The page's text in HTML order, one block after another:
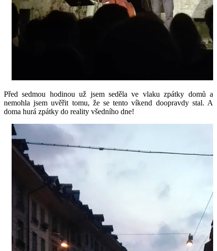
Před sedmou hodinou už jsem seděla ve vlaku zpátky domů a
nemohla jsem uvěřit tomu, že se tento víkend doopravdy stal. A
doma hurá zpátky do reality všedního dne!